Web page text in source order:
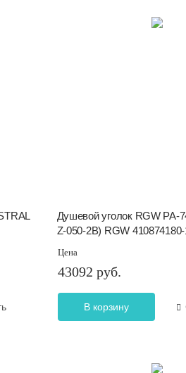
Душевой уголок RGW PA-
Z-050-2B) RGW
Цена
43092 руб.
В корзину